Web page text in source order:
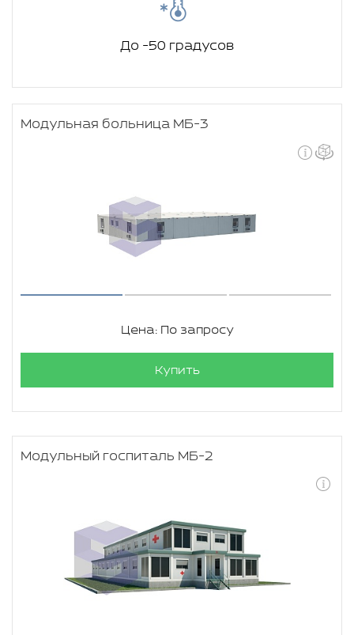
До -50 градусов
Модульная больница МБ-3
Цена: По запросу
Купить
Модульный госпиталь МБ-2